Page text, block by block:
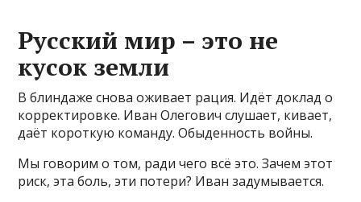
Русский мир – это не
кусок земли
В блиндаже снова оживает рация. Идёт доклад о
корректировке. Иван Олегович слушает, кивает,
даёт короткую команду. Обыденность войны.
Мы говорим о том, ради чего всё это. Зачем этот
риск, эта боль, эти потери? Иван задумывается.